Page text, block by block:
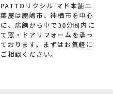
PATTOリクシル マド本舗二
葉屋は鹿嶋市、神栖市を中心
に、店舗から車で30分圏内に
て窓・ドアリフォームを承っ
ております。まずはお気軽に
ご相談ください。